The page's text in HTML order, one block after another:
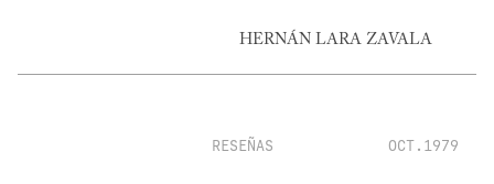
HERNÁN LARA ZAVALA
RESEÑAS OCT.1979